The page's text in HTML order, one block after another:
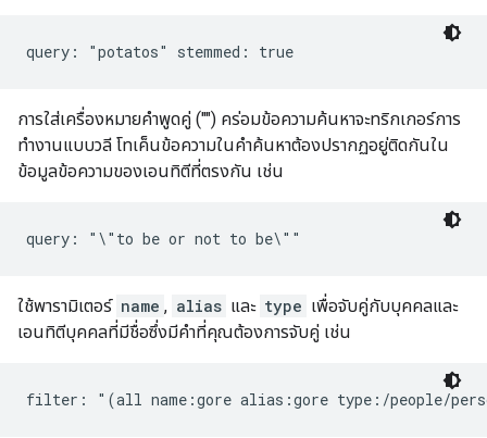
query: "potatos" stemmed: true
การใส่เครื่องหมายคำพูดคู่ ("") คร่อมข้อความค้นหาจะทริกเกอร์การ
ทำงานแบบวลี โทเค็นข้อความในคำค้นหาต้องปรากฏอยู่ติดกันใน
ข้อมูลข้อความของเอนทิตีที่ตรงกัน เช่น
query: "\"to be or not to be\""
ใช้พารามิเตอร์ name , alias และ type เพื่อจับคู่กับบุคคลและ
เอนทิตีบุคคลที่มีชื่อซึ่งมีคำที่คุณต้องการจับคู่ เช่น
filter: "(all name:gore alias:gore type:/people/